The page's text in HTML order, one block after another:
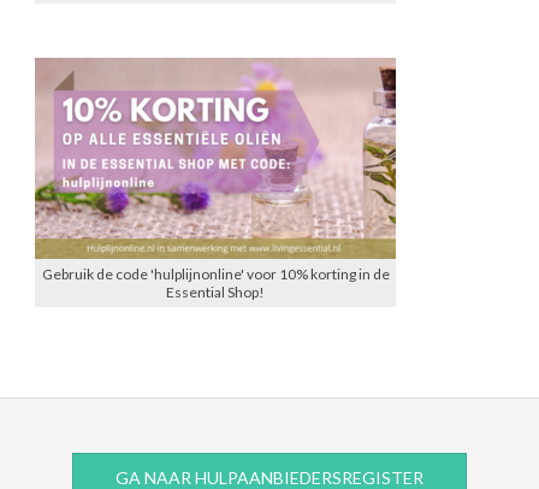
Gebruik de code 'hulplijnonline' voor 10% korting in de
Essential Shop!
GA NAAR HULPAANBIEDERSREGISTER